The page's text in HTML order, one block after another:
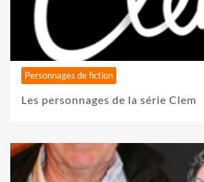
Personnages de fiction
Les personnages de la série Clem